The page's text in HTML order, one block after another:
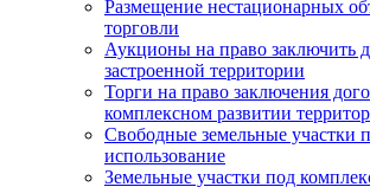
Размещение нестационарных
торговли
Аукционы на право заключить
застроенной территории
Торги на право заключения
комплексном развитии
Свободные земельные участки
использование
Земельные участки под